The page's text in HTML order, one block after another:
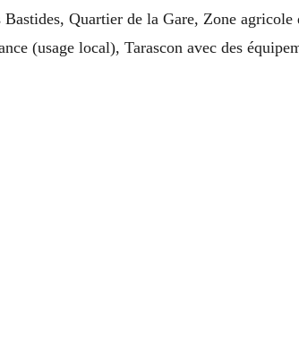
Quartier de la Gare, Zone agricole
(usage local), Tarascon avec des